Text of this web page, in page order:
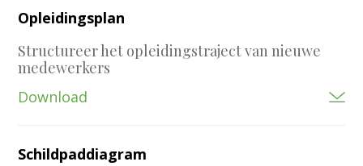
Opleidingsplan
Structureer het opleidingstraject van nieuwe
medewerkers
Download
Schildpaddiagram